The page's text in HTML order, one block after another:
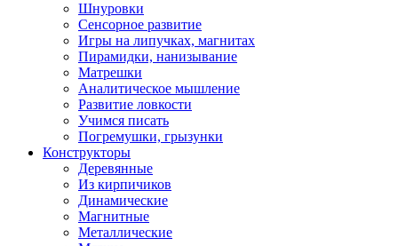
Шнуровки
Сенсорное развитие
Игры на липучках, магнитах
Пирамидки, нанизывание
Матрешки
Аналитическое мышление
Развитие ловкости
Учимся писать
Погремушки, грызунки
Конструкторы
Деревянные
Из кирпичиков
Динамические
Магнитные
Металлические